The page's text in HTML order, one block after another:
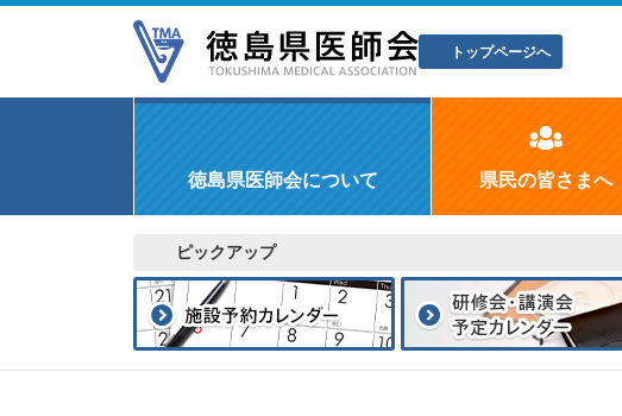
トップページへ
徳島県医師会について 県民の皆さまへ
ピックアップ